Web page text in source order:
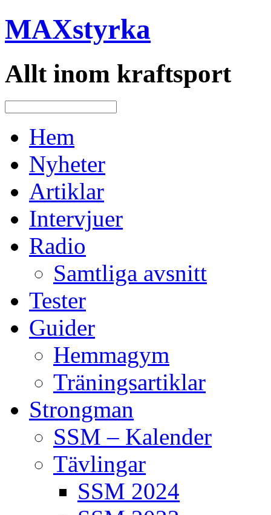
MAXstyrka
Allt inom kraftsport
Hem
Nyheter
Artiklar
Intervjuer
Radio
Samtliga avsnitt
Tester
Guider
Hemmagym
Träningsartiklar
Strongman
SSM – Kalender
Tävlingar
SSM 2024